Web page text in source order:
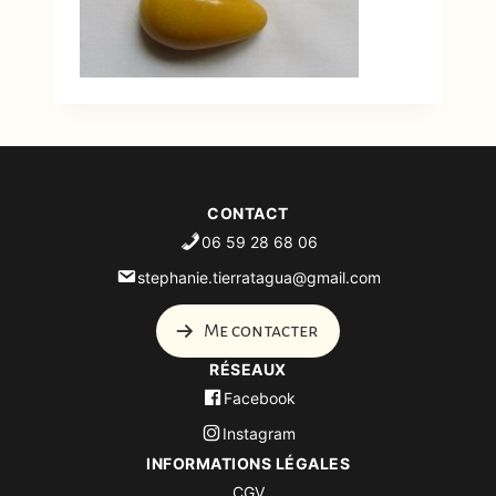
INFORMATIONS LÉGALES
CGV
RÉSEAUX
Facebook
Instagram
CONTACT
06 59 28 68 06
stephanie.tierratagua@gmail.com
Me contacter